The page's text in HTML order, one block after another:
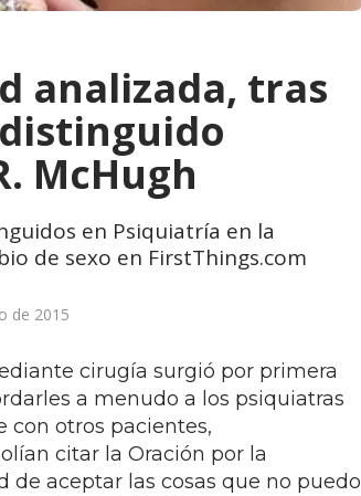
analizada, tras
McHugh
en Psiquiatría en la
de sexo en FirstThings.com
de 2015
cirugía surgió por primera
a menudo a los psiquiatras
con otros pacientes,
citar la Oración por la
de aceptar las cosas que no puedo